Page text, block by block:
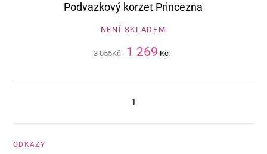
Podvazkový korzet Princezna
NENÍ SKLADEM
3 055Kč 1 269 Kč
1
ODKAZY